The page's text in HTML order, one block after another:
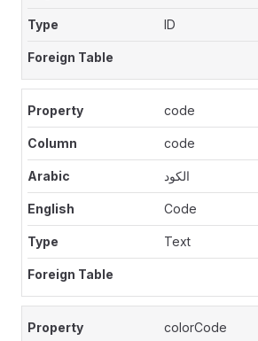
ID
code
code
الكود
Code
Text
colorCode